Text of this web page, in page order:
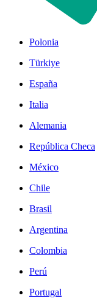
Polonia
Türkiye
España
Italia
Alemania
República Checa
México
Chile
Brasil
Argentina
Colombia
Perú
Portugal